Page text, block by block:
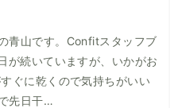
青山です。Confitスタッフブ
が続いていますが、いかがお
ぐに乾くので気持ちがいい
先日干…